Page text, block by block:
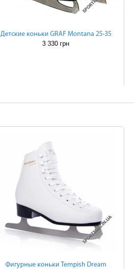
Детские коньки GRAF Montana 25-35
3 330 грн
Фигурные коньки Tempish Dream